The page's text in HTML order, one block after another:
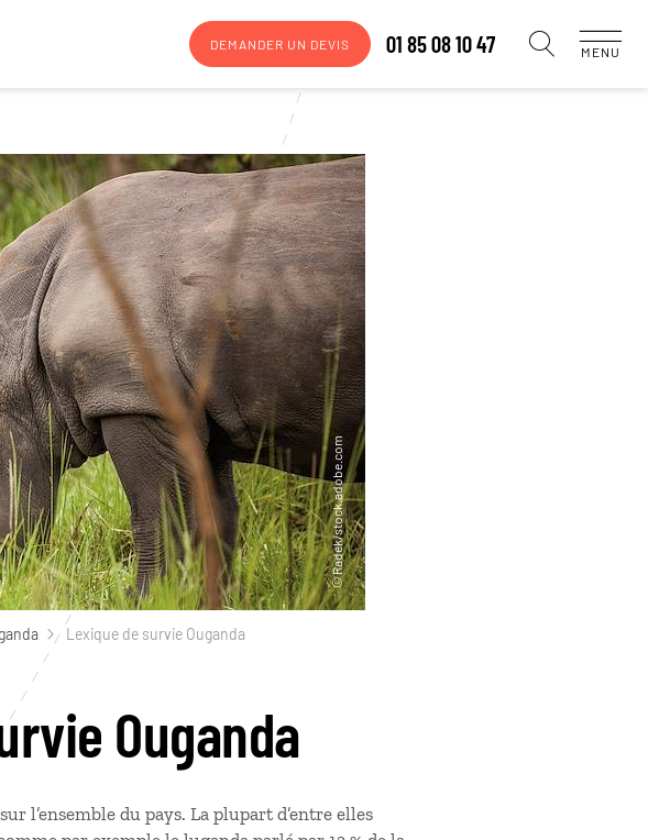
DEMANDER UN DEVIS 01 85 08 10 47 MENU
Lexique de survie Ouganda
Ouganda
l’ensemble du pays. La plupart d’entre elles